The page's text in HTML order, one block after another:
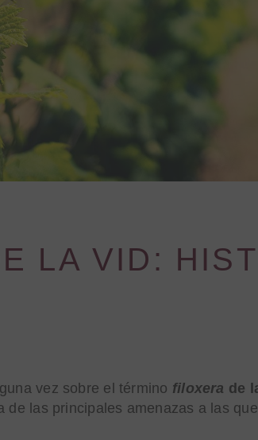
LA VID:
vez sobre el término filoxera de
de las principales amenazas a las